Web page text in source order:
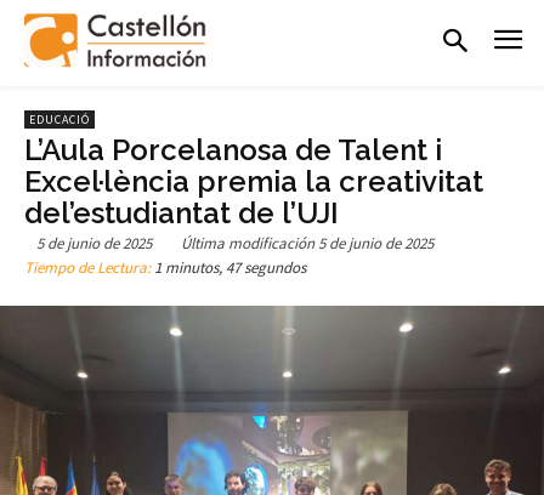
EDUCACIÓ
L’Aula Porcelanosa de Talent i
Excel·lència premia la creativitat
del’estudiantat de l’UJI
5 de junio de 2025 Última modificación 5 de junio de 2025
Tiempo de Lectura:1 minutos, 47 segundos